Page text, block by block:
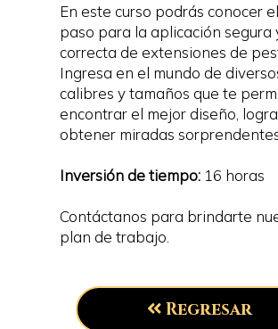
En este curso podrás conocer
paso para la aplicación segura
correcta de extensiones de
Ingresa en el mundo de
calibres y tamaños que te
encontrar el mejor diseño,
obtener miradas
Inversión de tiempo:16 horas
Contáctanos para brindarte
plan de trabajo.
Regresar